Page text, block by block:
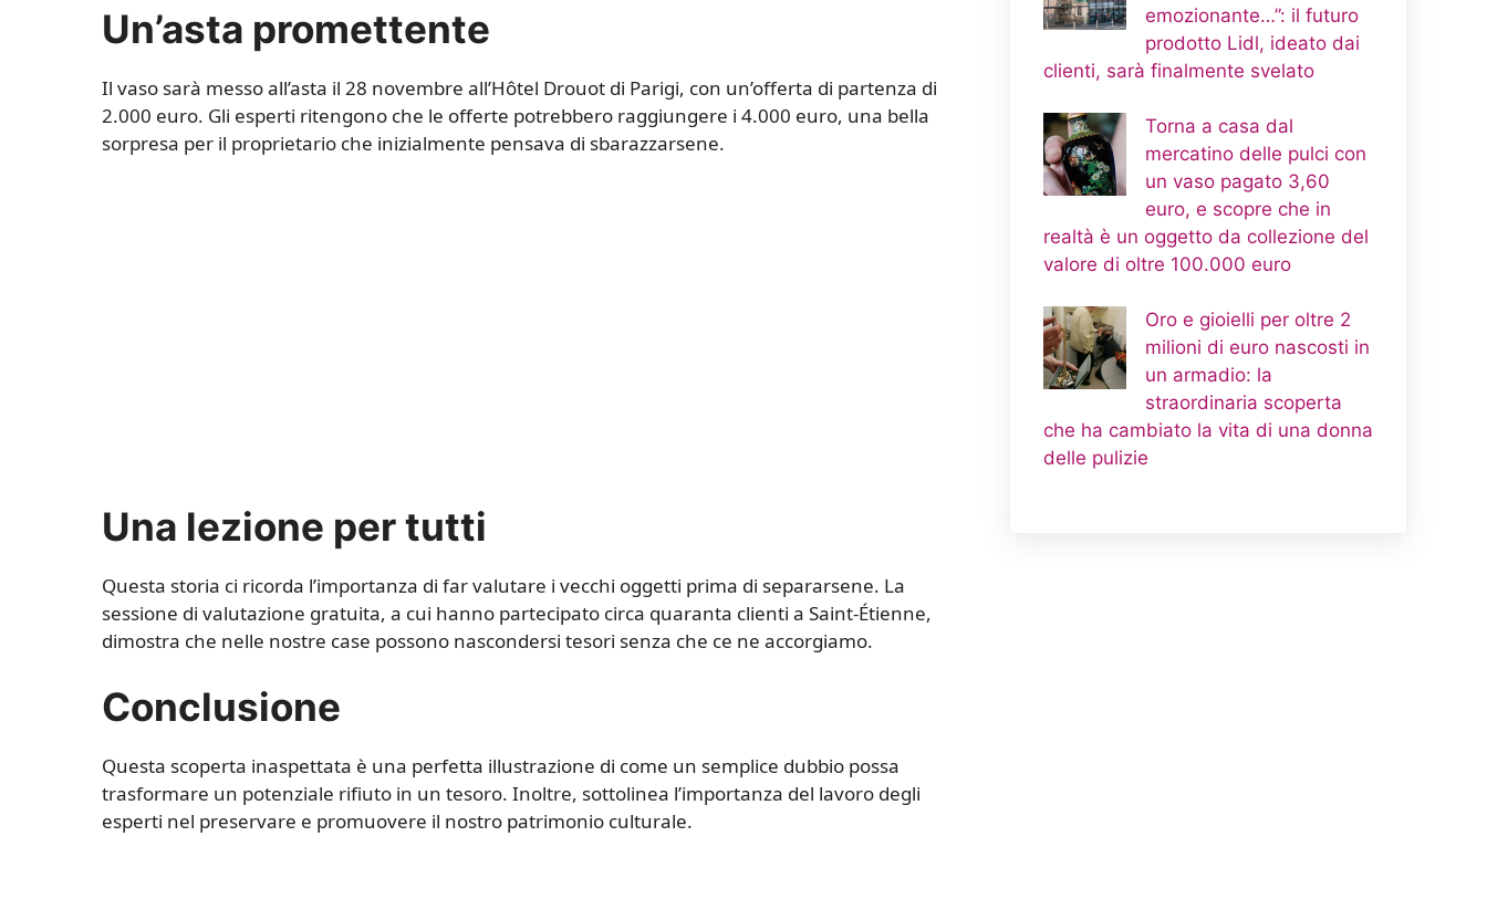
Un’asta promettente
Il vaso sarà messo all’asta il 28 novembre all’Hôtel Drouot di Parigi, con un’offerta di partenza di
2.000 euro. Gli esperti ritengono che le offerte potrebbero raggiungere i 4.000 euro, una bella
sorpresa per il proprietario che inizialmente pensava di sbarazzarsene.
Una lezione per tutti
Questa storia ci ricorda l’importanza di far valutare i vecchi oggetti prima di separarsene. La
sessione di valutazione gratuita, a cui hanno partecipato circa quaranta clienti a Saint-Étienne,
dimostra che nelle nostre case possono nascondersi tesori senza che ce ne accorgiamo.
Conclusione
Questa scoperta inaspettata è una perfetta illustrazione di come un semplice dubbio possa
trasformare un potenziale rifiuto in un tesoro. Inoltre, sottolinea l’importanza del lavoro degli
esperti nel preservare e promuovere il nostro patrimonio culturale.
emozionante…”: il futuro
prodotto Lidl, ideato dai
clienti, sarà finalmente svelato
Torna a casa dal
mercatino delle pulci con
un vaso pagato 3,60
euro, e scopre che in
realtà è un oggetto da collezione del
valore di oltre 100.000 euro
Oro e gioielli per oltre 2
milioni di euro nascosti in
un armadio: la
straordinaria scoperta
che ha cambiato la vita di una donna
delle pulizie